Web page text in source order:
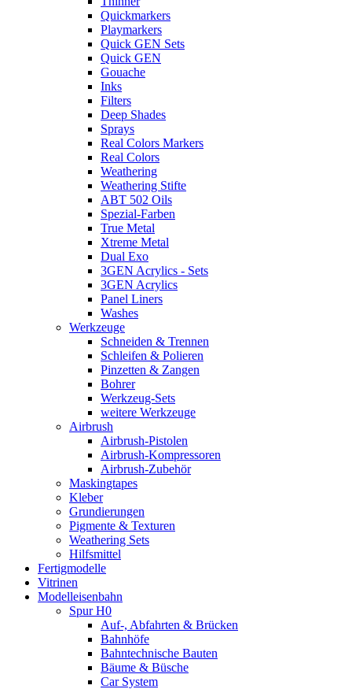
Quickmarkers
Playmarkers
Quick GEN Sets
Quick GEN
Gouache
Inks
Filters
Deep Shades
Sprays
Real Colors Markers
Real Colors
Weathering
Weathering Stifte
ABT 502 Oils
Spezial-Farben
True Metal
Xtreme Metal
Dual Exo
3GEN Acrylics - Sets
3GEN Acrylics
Panel Liners
Washes
Werkzeuge
Schneiden & Trennen
Schleifen & Polieren
Pinzetten & Zangen
Bohrer
Werkzeug-Sets
weitere Werkzeuge
Airbrush
Airbrush-Pistolen
Airbrush-Kompressoren
Airbrush-Zubehör
Maskingtapes
Kleber
Grundierungen
Pigmente & Texturen
Weathering Sets
Hilfsmittel
Fertigmodelle
Vitrinen
Modelleisenbahn
Spur H0
Auf-, Abfahrten & Brücken
Bahnhöfe
Bahntechnische Bauten
Bäume & Büsche
Car System